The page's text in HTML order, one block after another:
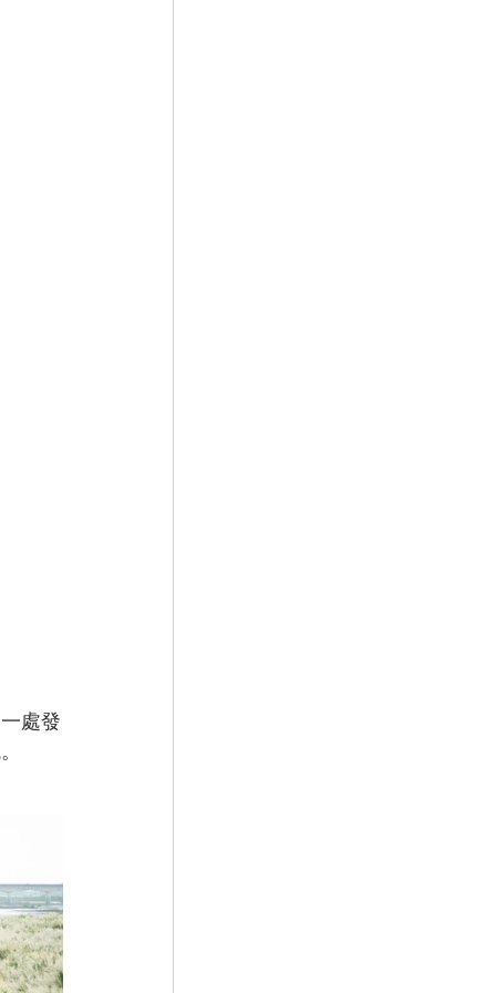
處發